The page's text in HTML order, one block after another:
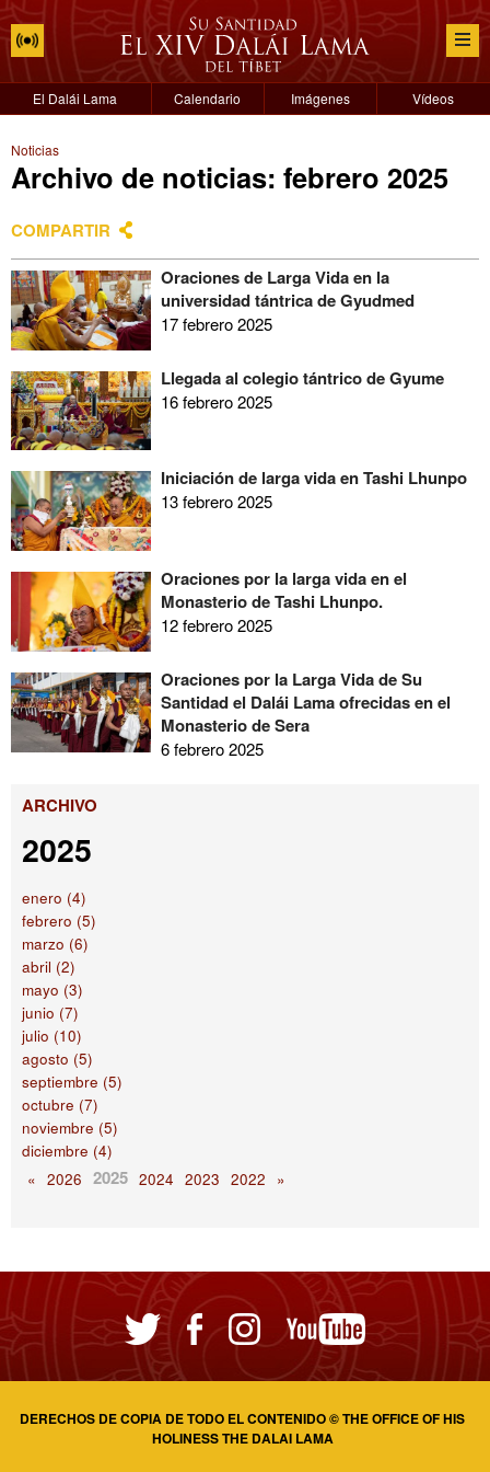
El Dalái Lama Calendario Imágenes Vídeos
Noticias
Archivo de noticias: febrero 2025
COMPARTIR
Oraciones de Larga Vida en la
universidad tántrica de Gyudmed
17 febrero 2025
Llegada al colegio tántrico de Gyume
16 febrero 2025
Iniciación de larga vida en Tashi Lhunpo
13 febrero 2025
Oraciones por la larga vida en el
Monasterio de Tashi Lhunpo.
12 febrero 2025
Oraciones por la Larga Vida de Su
Santidad el Dalái Lama ofrecidas en el
Monasterio de Sera
6 febrero 2025
ARCHIVO
2025
enero (4)
febrero (5)
marzo (6)
abril (2)
mayo (3)
junio (7)
julio (10)
agosto (5)
septiembre (5)
octubre (7)
noviembre (5)
diciembre (4)
« 2026 2025 2024 2023 2022 »
DERECHOS DE COPIA DE TODO EL CONTENIDO © THE OFFICE OF HIS
HOLINESS THE DALAI LAMA